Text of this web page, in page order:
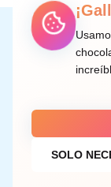
X
C/ Doctor
SOLO